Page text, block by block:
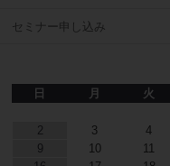
セミナー申し込み
日
月 火
2
3 4
9
10 11